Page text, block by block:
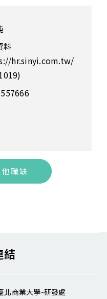
料
hr.sinyi.com.tw/
職缺
結
北商業大學-研發處